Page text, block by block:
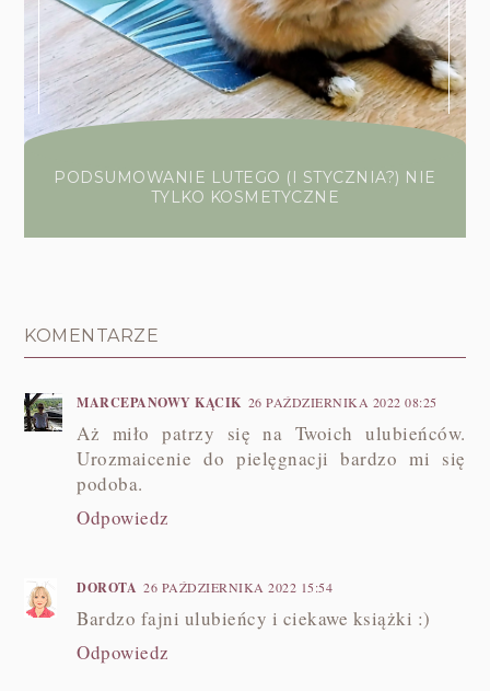
PODSUMOWANIE LUTEGO (I STYCZNIA?) NIE
TYLKO KOSMETYCZNE
KOMENTARZE
MARCEPANOWY KĄCIK 26 PAŹDZIERNIKA 2022 08:25
Aż miło patrzy się na Twoich ulubieńców.
Urozmaicenie do pielęgnacji bardzo mi się
podoba.
Odpowiedz
DOROTA 26 PAŹDZIERNIKA 2022 15:54
Bardzo fajni ulubieńcy i ciekawe książki :)
Odpowiedz